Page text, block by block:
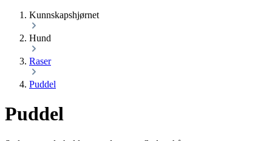
Kunnskapshjørnet
Hund
Raser
Puddel
Puddel